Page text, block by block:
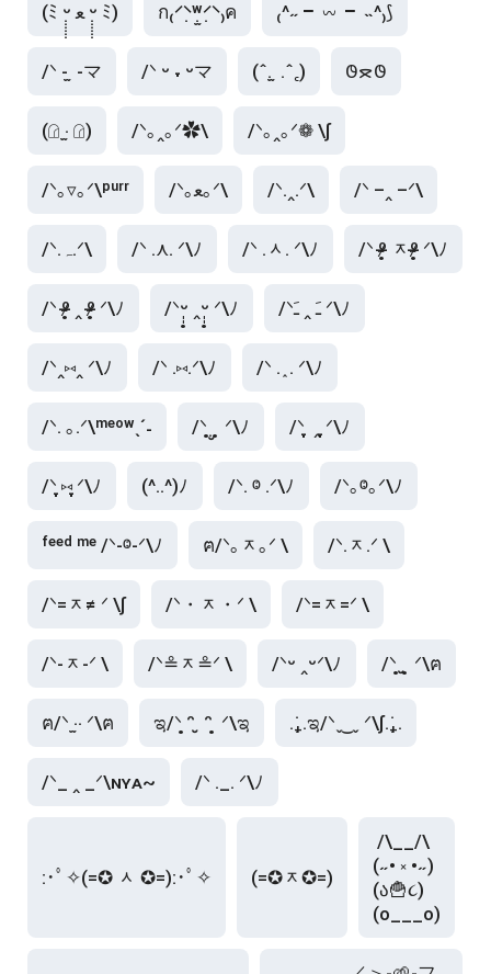
(ﾐ ᵕ̣̣̣̣̣̣ ﻌ ᵕ̣̣̣̣̣̣ ﾐ) ก₍⸍⸌̣ʷ̣̫⸍̣⸌₎ค ₍^˶ ╸𖥦  ╸˵^₎⟆
/ᐠ - ̫ -マ /ᐠ ᵕ ˕ ᵕマ (ˆ. ̫ .ˆ꜀) 𐐃ᯖ𐐃
(𓊓 ‧̫ 𓊓) /ᐠ｡‸｡ᐟ✿\ /ᐠ｡‸｡ᐟ❁ \∫
/ᐠ｡▿｡ᐟ\ᵖᵘʳʳ /ᐠ｡ﻌ｡ᐟ\ /ᐠ.‸.ᐟ\ /ᐠ –‸ –ᐟ\
/ᐠ.ﮧ.ᐟ\ /ᐠ .⋏. ᐟ\ﾉ /ᐠ .ᆺ. ᐟ\ﾉ /ᐠ ᵒ̴̶̷̥ ᆽᵒ̴̶̷̥ ᐟ\ﾉ
/ᐠ ᵒ̴̶̷̥ ‸ ᵒ̴̶̷̥ ᐟ\ﾉ /ᐠᵕ̩̩̥ ‸ᵕ̩̩̥ ᐟ\ﾉ /ᐠﹷ ‸ ﹷ ᐟ\ﾉ
/ᐠ‸⑅‸ ᐟ\ﾉ /ᐠ .⑅.ᐟ\ﾉ /ᐠ . ֑ . ᐟ\ﾉ
/ᐠ. ｡.ᐟ\ᵐᵉᵒʷˎˊ˗ /ᐠ ̥ ̣̮ ̥ ᐟ\ﾉ /ᐠ ̞ ‸ ̞ᐟ\ﾉ
/ᐠ ̞⑅ ̞ᐟ\ﾉ (^..^)ﾉ /ᐠ. ⱉ .ᐟ\ﾉ /ᐠ｡ⱉ｡ᐟ\ﾉ
ᶠᵉᵉᵈ ᵐᵉ /ᐠ-ⱉ-ᐟ\ﾉ ฅ/ᐠ｡ᆽ｡ᐟ \ /ᐠ.ᆽ.ᐟ \
/ᐠ=ᆽ≠ ᐟ \∫ /ᐠ・ᆽ・ᐟ \ /ᐠ=ᆽ=ᐟ \
/ᐠ-ᆽ-ᐟ \ /ᐠ≗ᆽ≗ᐟ \ /ᐠᵕ ‸ᵕᐟ\ﾉ /ᐠ ̥ ̮ ̥ ᐟ\ฅ
ฅ/ᐠ ‧̫‧ ᐟ\ฅ ಇ/ᐠ ̥ᵔ ̮ ᵔ ̥ ᐟ\ಇ .₊̣̇.ಇ/ᐠˬ ͜ ˬ ᐟ\∫.₊̣̇.
/ᐠ_ ‸ _ᐟ\ɴʏᴀ~ /ᐠ ._. ᐟ\ﾉ
:･ﾟ✧(=✪ ᆺ ✪=):･ﾟ✧ (=✪ᆽ✪=)
/\__/\
(˶• ༝ •˶)
(ა🍟૮)
(o___o)